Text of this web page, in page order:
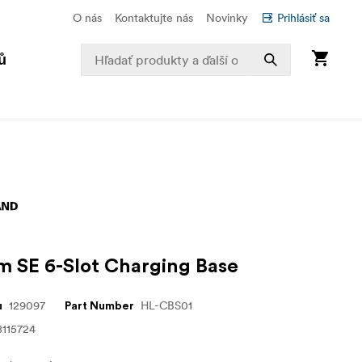
O nás Kontaktujte nás Novinky Prihlásiť sa
SE 6-Slot Charging Base
129097 Part Number HL-CBS01